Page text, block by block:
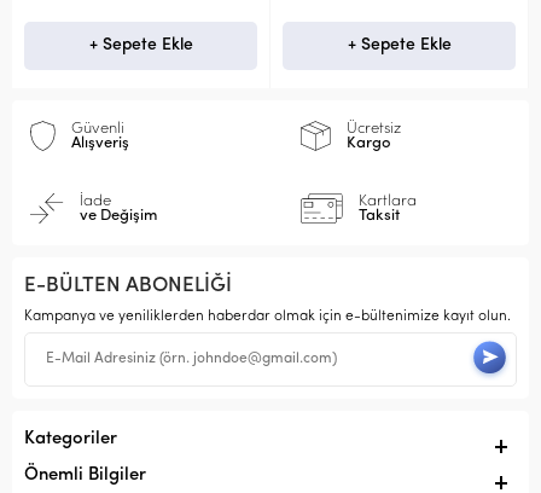
+ Sepete Ekle + Sepete Ekle
Güvenli
Alışveriş
Ücretsiz
Kargo
İade
ve Değişim
Kartlara
Taksit
E-BÜLTEN ABONELİĞİ
Kampanya ve yeniliklerden haberdar olmak için e-bültenimize kayıt olun.
Kategoriler
Önemli Bilgiler